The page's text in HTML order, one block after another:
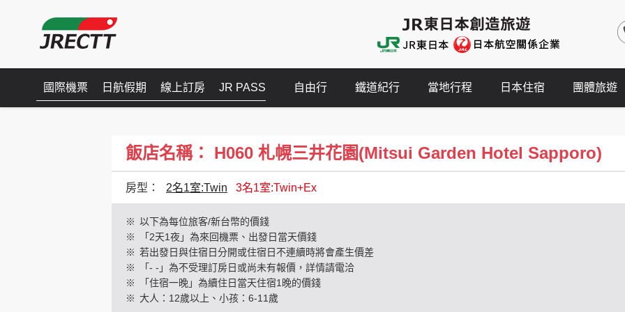
國際機票 日航假期 線上訂房 JR PASS 自由行 鐵道紀行 當地行程 日本住宿 團體旅遊
飯店名稱： H060 札幌三井花園(Mitsui Garden Hotel Sapporo)
房型： 2名1室:Twin 3名1室:Twin+Ex
※ 以下為每位旅客/新台幣的價錢
※
「2天1夜」為來回機票、出發日當天價錢
※ 若出發日與住宿日分開或住宿日不連續時將會產生價差
※
「- -」為不受理訂房日或尚未有報價，詳情請電洽
※
「住宿一晚」為續住日當天住宿1晚的價錢
※ 大人：12歲以上、小孩：6-11歲